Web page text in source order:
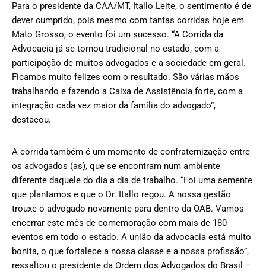
Para o presidente da CAA/MT, Itallo Leite, o sentimento é de
dever cumprido, pois mesmo com tantas corridas hoje em
Mato Grosso, o evento foi um sucesso. “A Corrida da
Advocacia já se tornou tradicional no estado, com a
participação de muitos advogados e a sociedade em geral.
Ficamos muito felizes com o resultado. São várias mãos
trabalhando e fazendo a Caixa de Assistência forte, com a
integração cada vez maior da família do advogado”,
destacou.
A corrida também é um momento de confraternização entre
os advogados (as), que se encontram num ambiente
diferente daquele do dia a dia de trabalho. “Foi uma semente
que plantamos e que o Dr. Itallo regou. A nossa gestão
trouxe o advogado novamente para dentro da OAB. Vamos
encerrar este mês de comemoração com mais de 180
eventos em todo o estado. A união da advocacia está muito
bonita, o que fortalece a nossa classe e a nossa profissão”,
ressaltou o presidente da Ordem dos Advogados do Brasil –